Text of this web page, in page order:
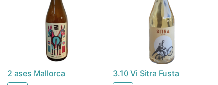
2 ases Mallorca 3.10 Vi Sitra Fusta